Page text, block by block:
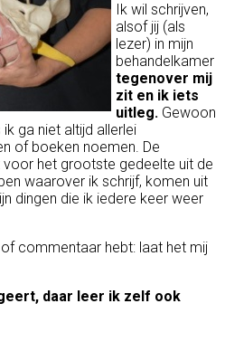
Ik wil schrijven,
alsof jij (als
lezer) in mijn
behandelkamer
tegenover mij
zit en ik iets
uitleg. Gewoon
ik ga niet altijd allerlei
of boeken noemen. De
het grootste gedeelte uit de
waarover ik schrijf, komen uit
dingen die ik iedere keer weer
commentaar hebt: laat het mij
daar leer ik zelf ook